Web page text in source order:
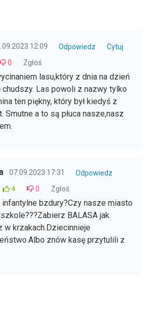
12:09 Odpowiedz
Cytuj
0 Zgłoś
lasu,który z dnia na dzień
chudszy. Las powoli z nazwy tylko
ten piękny, który był kiedyś z
Smutne a to są płuca nasze,nasz
07.09.2023 17:31
Odpowiedz
4 0 Zgłoś
infantylne bzdury?Czy nasze miasto
BALASA jak
w krzakach.Dziecinnieje
znów kasę przytulili z